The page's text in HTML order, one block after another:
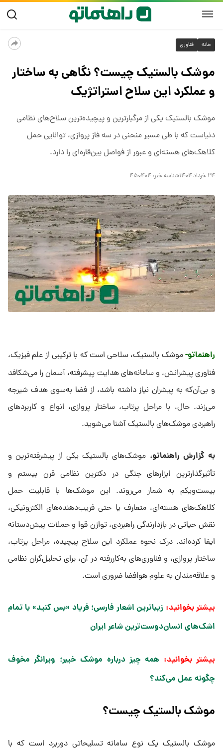
خانه فناوری
موشک بالستیک چیست؟ نگاهی به ساختار
و عملکرد این سلاح استراتژیک
موشک بالستیک یکی از مرگبارترین و پیچیده‌ترین سلاح‌های نظامی
دنیاست که با طی مسیر منحنی در سه فاز پروازی، توانایی حمل
کلاهک‌های هسته‌ای و عبور از فواصل بین‌قاره‌ای را دارد.
۲۴ خرداد ۱۴۰۴ شناسه خبر:۴۵۰۴۰۴
راهنماتو-موشک بالستیک، سلاحی است که با ترکیبی از علم فیزیک،
فناوری پیشرانش، و سامانه‌های هدایت پیشرفته، آسمان را می‌شکافد
و بی‌آن‌که به پیشران نیاز داشته باشد، از فضا به‌سوی هدف شیرجه
می‌زند. حال، با مراحل پرتاب، ساختار پروازی، انواع و کاربردهای
راهبردی موشک‌های بالستیک آشنا می‌شوید.
به گزارش راهنماتو، موشک‌های بالستیک یکی از پیشرفته‌ترین و
تأثیرگذارترین ابزارهای جنگی در دکترین نظامی قرن بیستم و
بیست‌و‌یکم به شمار می‌روند. این موشک‌ها با قابلیت حمل
کلاهک‌های هسته‌ای، متعارف یا حتی فریب‌دهنده‌های الکترونیکی،
نقش حیاتی در بازدارندگی راهبردی، توازن قوا و حملات پیش‌دستانه
ایفا کرده‌اند. درک نحوه عملکرد این سلاح پیچیده، مراحل پرتاب،
ساختار پروازی، و فناوری‌های به‌کاررفته در آن، برای تحلیل‌گران نظامی
و علاقه‌مندان به علوم هوافضا ضروری است.
بیشتر بخوانید: زیباترین اشعار فارسی؛ فریاد «بس کنید» با تمام
اشک‌های انسان‌دوست‌ترین شاعر ایران
بیشتر بخوانید: همه چیز درباره موشک خیبر؛ ویرانگر مخوف
چگونه عمل می‌کند؟​
موشک بالستیک چیست؟
موشک بالستیک یک نوع سامانه تسلیحاتی دوربرد است که با